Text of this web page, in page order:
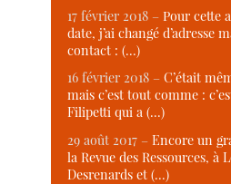
17 février 2018 –Pour cette
date, j’ai changé d’adresse
contact : (…)
16 février 2018 –C’était
mais c’est tout comme :
Filipetti qui a (…)
29 août 2017 –Encore un
la Revue des Ressources, à
Desrenards et (…)